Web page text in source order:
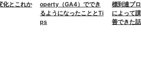
化とこれか
operty（GA4）ででき
るようになったこととTi
ps
標到達プ
によって
善できた話